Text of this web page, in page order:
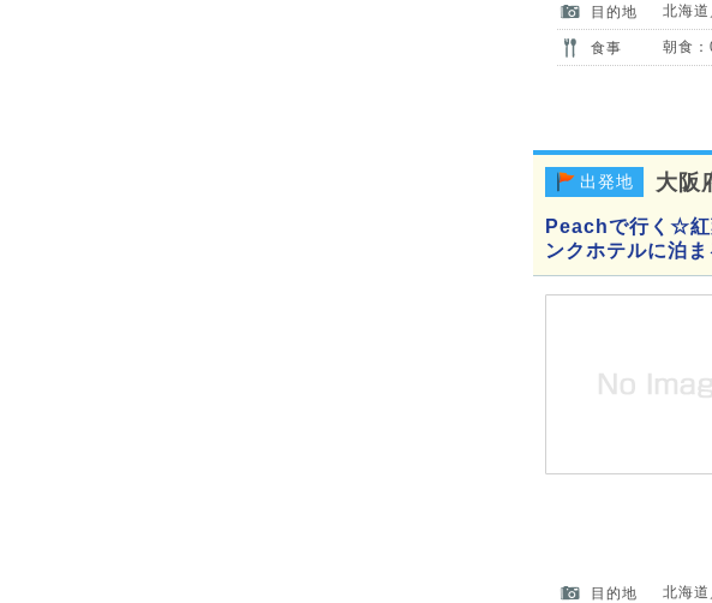
目的地 北海道
食事 朝食
出発地 大阪
Peachで行く☆紅
ンクホテルに泊
目的地 北海道